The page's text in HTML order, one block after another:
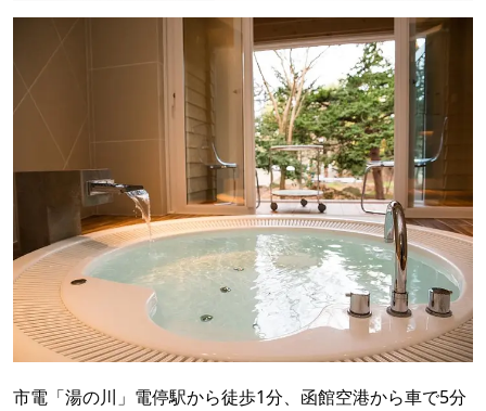
市電「湯の川」電停駅から徒歩1分、函館空港から車で5分